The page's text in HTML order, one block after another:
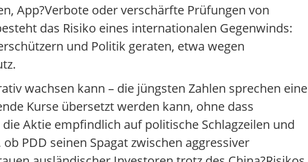
App?Verbote oder verschärfte Prüfungen von
das Risiko eines internationalen Gegenwinds:
und Politik geraten, etwa wegen
wachsen kann – die jüngsten Zahlen sprechen eine
Kurse übersetzt werden kann, ohne dass
Aktie empfindlich auf politische Schlagzeilen und
PDD seinen Spagat zwischen aggressiver